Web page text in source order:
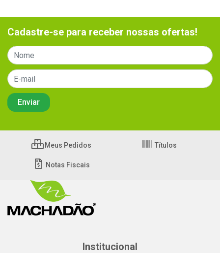
Cadastre-se para receber nossas ofertas!
Meus Pedidos Títulos
Notas Fiscais
Institucional